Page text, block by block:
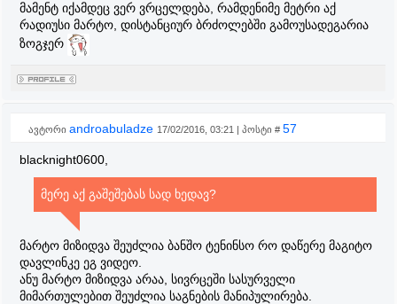
მამენტ იქამდეც ვერ ვრცელდება, რამდენიმე მეტრი აქ
რადიუსი მარტო, დისტანციურ ბრძოლებში გამოუსადეგარია
ზოგჯერ
ავტორი androabuladze 17/02/2016, 03:21 | პოსტი # 57
blacknight0600,
მერე აქ გაშეშებას სად ხედავ?
მარტო მიზიდვა შეუძლია ბანშო ტენინსო რო დაწერე მაგიტო
დავლინკე ეგ ვიდეო.
ანუ მარტო მიზიდვა არაა, სივრცეში სასურველი
მიმართულებით შეუძლია საგნების მანიპულირება.